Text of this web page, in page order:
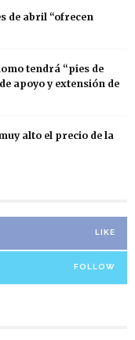
de abril “ofrecen
tendrá “pies de
apoyo y extensión de
alto el precio de la
LIKE
FOLLOW